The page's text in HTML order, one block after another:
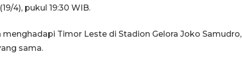
4), pukul 19:30 WIB.
menghadapi Timor Leste di Stadion Gelora Joko Samudro,
sama.